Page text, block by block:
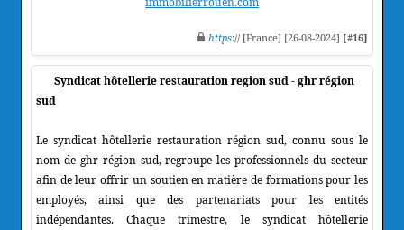
https:// [France] [26-08-2024] [#16]
Syndicat hôtellerie restauration region sud - ghr région
sud
Le syndicat hôtellerie restauration région sud, connu sous le
nom de ghr région sud, regroupe les professionnels du secteur
afin de leur offrir un soutien en matière de formations pour les
employés, ainsi que des partenariats pour les entités
indépendantes. Chaque trimestre, le syndicat hôtellerie